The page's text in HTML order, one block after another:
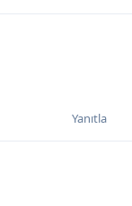
Yanıtla